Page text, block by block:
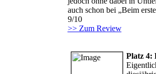
auch schon bei „Beim
9/10
>> Zum Review
Platz 4: